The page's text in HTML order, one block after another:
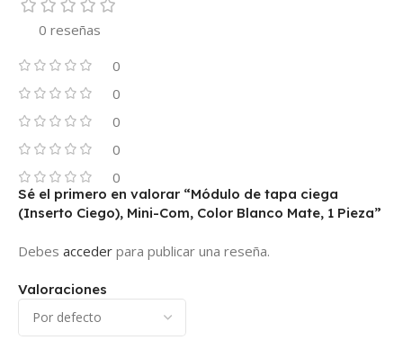
0 reseñas
0
0
0
0
0
Valoraciones
Sé el primero en valorar “Módulo de tapa ciega
(Inserto Ciego), Mini-Com, Color Blanco Mate, 1 Pieza”
Debes acceder para publicar una reseña.